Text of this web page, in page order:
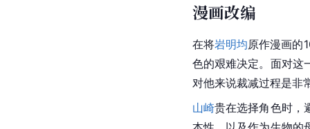
漫画改编
在将岩明均原作漫画的
色的艰难决定。面对这
对他来说裁减过程是非
山崎贵在选择角色时，